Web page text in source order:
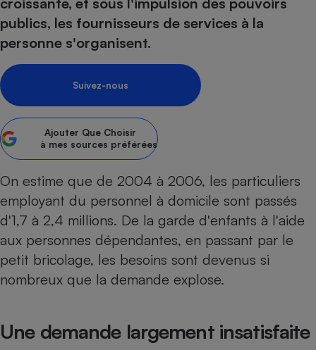
publics, les fournisseurs de services à la
personne s'organisent.
Suivez-nous
Ajouter Que Choisir
à mes sources préférées
On estime que de 2004 à 2006, les particuliers
employant du personnel à domicile sont passés
d'1,7 à 2,4 millions. De la garde d'enfants à l'aide
aux personnes dépendantes, en passant par le
petit bricolage, les besoins sont devenus si
nombreux que la demande explose.
Une demande largement insatisfaite
Sécurité - Hygiène
Supermarché - Drive
Assurance
Banque - Crédit
Mutuelle
Circulation routière
Moto
Comparateur auto
Supermarché - Drive
Comparatif
Comparatif plaque à
Comparatif aspirateur
Comparatif cafetière
Comparatif robot cuiseur
Comparatif centrale
Petit électroménager -
Comparatif casque audio
Comparatif barre de son
Comparatif tablette
Image et son
Informatique
Internet
Crédit immobilier
Comparatif tondeuse
Comparatif poêle à
Aménagement
Bricolage - Jardinage
Chauffage
Produit d'entretien
Sécurité domestique
Système de santé -
Retraite
Choisir son fioul
Choisir son pellet
Comparateur assurance emprunteur
Tous les comparateurs
Toutes les cartes interactives
Speedtest - Testez le débit de votre
connexion Internet